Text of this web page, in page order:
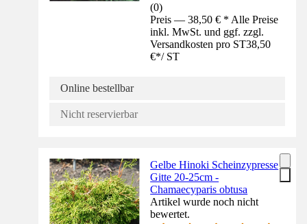
(0)
Preis — 38,50 € * Alle Preise
inkl. MwSt. und ggf. zzgl.
Versandkosten pro ST38,50
€*/ ST
Online bestellbar
Nicht reservierbar
Gelbe Hinoki Scheinzypresse
Gitte 20-25cm -
Chamaecyparis obtusa
Artikel wurde noch nicht
bewertet.